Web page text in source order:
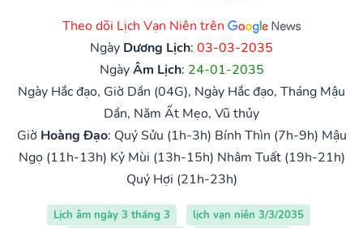
Theo dõi Lịch Vạn Niên trên
Ngày Dương Lịch: 03-03-2035
NgàyÂm Lịch: 24-01-2035
Ngày Hắc đạo, Giờ Dần (04G), Ngày Hắc đạo, Tháng Mậu
Dần, Năm Ất Mẹo, Vũ thủy
Giờ Hoàng Đạo: Quý Sửu (1h-3h) Bính Thìn (7h-9h) Mậu
Ngọ (11h-13h) Kỷ Mùi (13h-15h) Nhâm Tuất (19h-21h)
Quý Hợi (21h-23h)
Lịch âm ngày 3 tháng 3
lịch vạn niên 3/3/2035